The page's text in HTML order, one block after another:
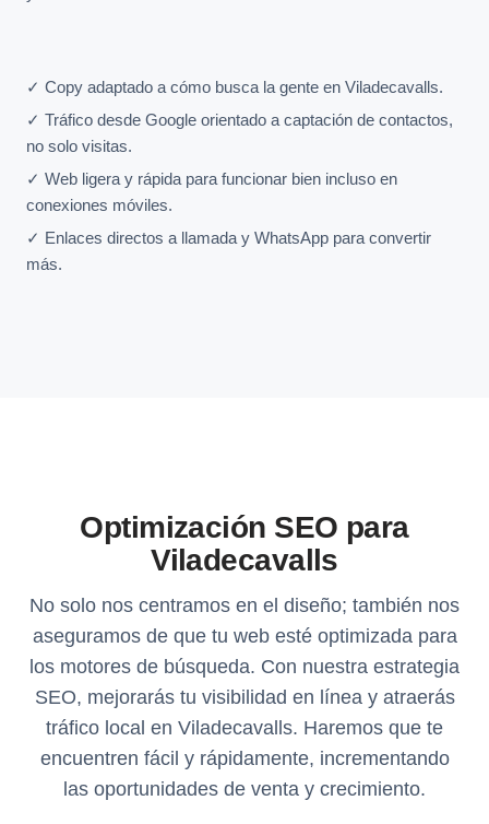
✓ Copy adaptado a cómo busca la gente en Viladecavalls.
✓ Tráfico desde Google orientado a captación de contactos,
no solo visitas.
✓ Web ligera y rápida para funcionar bien incluso en
conexiones móviles.
✓ Enlaces directos a llamada y WhatsApp para convertir
más.
Optimización SEO para
Viladecavalls
No solo nos centramos en el diseño; también nos
aseguramos de que tu web esté optimizada para
los motores de búsqueda. Con nuestra estrategia
SEO, mejorarás tu visibilidad en línea y atraerás
tráfico local en Viladecavalls. Haremos que te
encuentren fácil y rápidamente, incrementando
las oportunidades de venta y crecimiento.